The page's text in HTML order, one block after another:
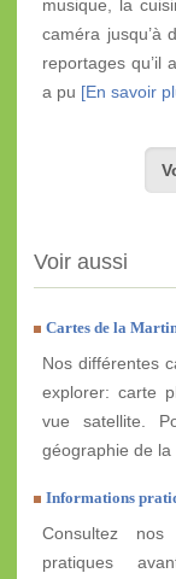
musique, la
caméra jusqu’à
reportages qu’il
a pu [En savoir
Voir aussi
Cartes de la
Nos différentes
explorer: carte
vue satellite.
géographie de la
Informations
Consultez
pratiques